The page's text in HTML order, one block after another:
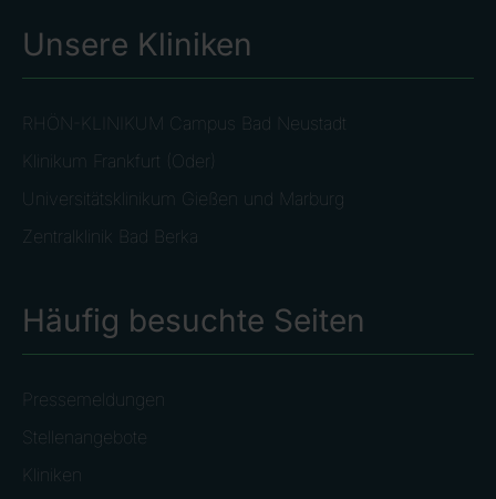
Unsere Kliniken
RHÖN-KLINIKUM Campus Bad Neustadt
Klinikum Frankfurt (Oder)
Universitätsklinikum Gießen und Marburg
Zentralklinik Bad Berka
Häufig besuchte Seiten
Pressemeldungen
Stellenangebote
Kliniken